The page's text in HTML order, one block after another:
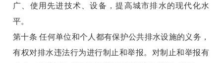
广、使用先进技术、设备，提高城市排水的现代化水
平。
第十条 任何单位和个人都有保护公共排水设施的义务，
有权对排水违法行为进行制止和举报。对制止和举报有